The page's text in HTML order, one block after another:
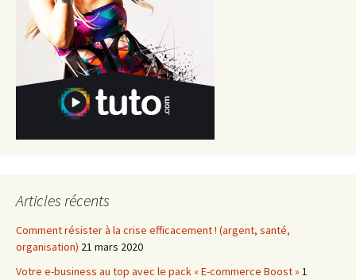
Articles récents
Comment résister à la crise efficacement ! (argent, santé,
organisation) 21 mars 2020
Votre e-business au top avec le pack « E-commerce Boost » 1